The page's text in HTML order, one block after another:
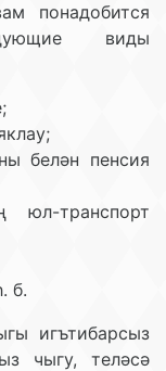
понадобится
виды
белән пенсия
юл-транспорт
б.
игътибарсыз
чыгу, теләсә